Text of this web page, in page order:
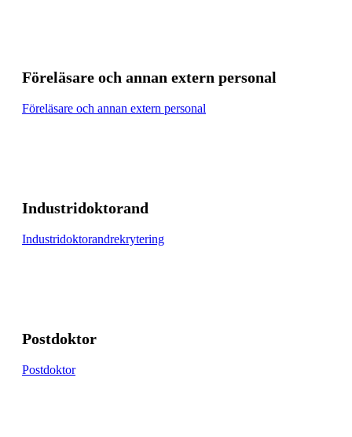
Föreläsare och annan extern personal
Föreläsare och annan extern personal
Industridoktorand
Industridoktorandrekrytering
Postdoktor
Postdoktor